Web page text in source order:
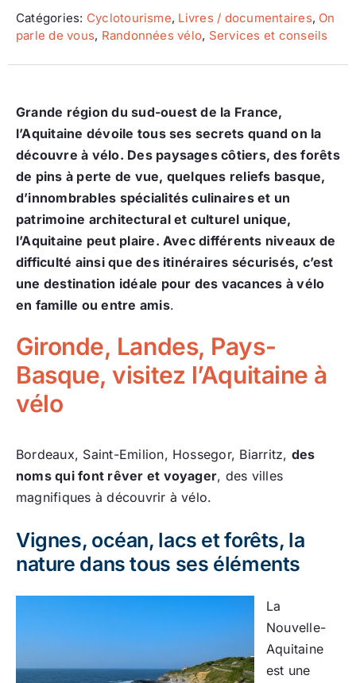
Catégories: Cyclotourisme, Livres / documentaires, On
parle de vous, Randonnées vélo, Services et conseils
Grande région du sud-ouest de la France,
l’Aquitaine dévoile tous ses secrets quand on la
découvre à vélo. Des paysages côtiers, des forêts
de pins à perte de vue, quelques reliefs basque,
d’innombrables spécialités culinaires et un
patrimoine architectural et culturel unique,
l’Aquitaine peut plaire. Avec différents niveaux de
difficulté ainsi que des itinéraires sécurisés, c’est
une destination idéale pour des vacances à vélo
en famille ou entre amis.
Gironde, Landes, Pays-
Basque, visitez l’Aquitaine à
vélo
Bordeaux, Saint-Emilion, Hossegor, Biarritz, des
noms qui font rêver et voyager, des villes
magnifiques à découvrir à vélo.
Vignes, océan, lacs et forêts, la
nature dans tous ses éléments
La
Nouvelle-
Aquitaine
est une